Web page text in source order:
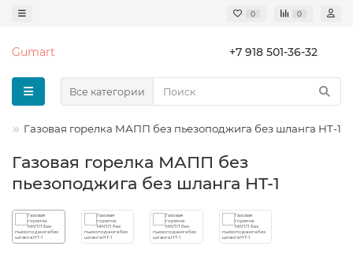
0 0
Gumart +7 918 501-36-32
Все категории
Газовая горелка МАПП без пьезоподжига без шланга HT-1
Газовая горелка МАПП без
пьезоподжига без шланга HT-1